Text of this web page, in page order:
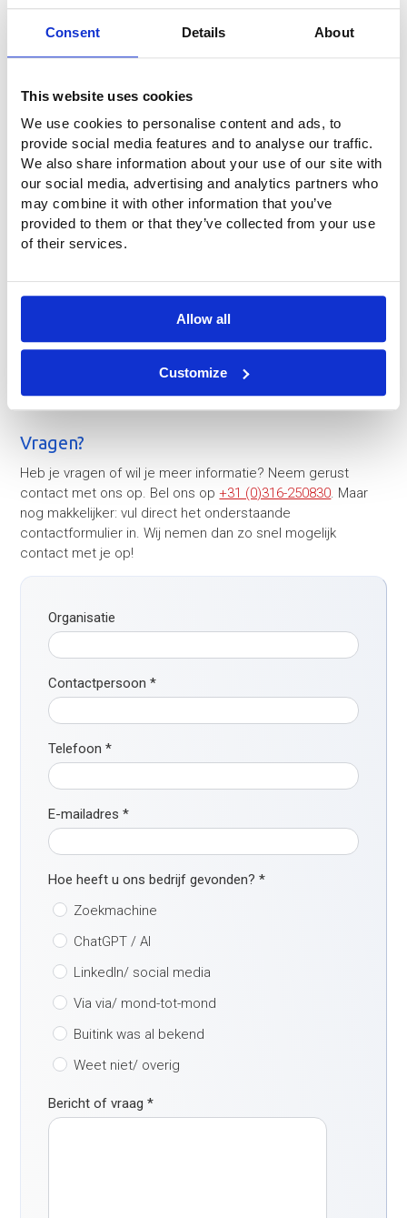
Consent Details About
This website uses cookies
We use cookies to personalise content and ads, to
provide social media features and to analyse our traffic.
We also share information about your use of our site with
our social media, advertising and analytics partners who
may combine it with other information that you’ve
provided to them or that they’ve collected from your use
of their services.
Allow all
Customize
Vragen?
Heb je vragen of wil je meer informatie? Neem gerust
contact met ons op. Bel ons op +31 (0)316-250830. Maar
nog makkelijker: vul direct het onderstaande
contactformulier in. Wij nemen dan zo snel mogelijk
contact met je op!
Organisatie
Contactpersoon*
Telefoon*
E-mailadres*
Hoe heeft u ons bedrijf gevonden?*
Zoekmachine
ChatGPT / AI
LinkedIn/ social media
Via via/ mond-tot-mond
Buitink was al bekend
Weet niet/ overig
Bericht of vraag*